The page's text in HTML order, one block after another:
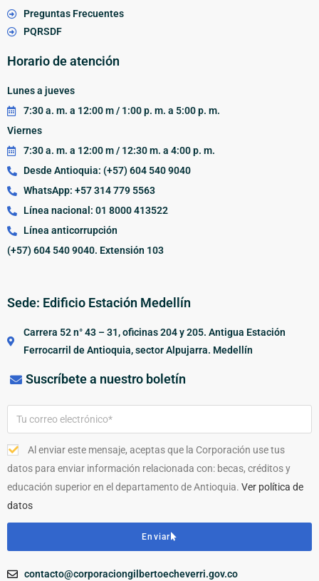
Preguntas Frecuentes
PQRSDF
Horario de atención
Lunes a jueves
7:30 a. m. a 12:00 m / 1:00 p. m. a 5:00 p. m.
Viernes
7:30 a. m. a 12:00 m / 12:30 m. a 4:00 p. m.
Desde Antioquia: (+57) 604 540 9040
WhatsApp: +57 314 779 5563
Línea nacional: 01 8000 413522
Línea anticorrupción
(+57) 604 540 9040. Extensión 103
Sede: Edificio Estación Medellín
Carrera 52 n° 43 – 31, oficinas 204 y 205. Antigua Estación
Ferrocarril de Antioquia, sector Alpujarra. Medellín
Suscríbete a nuestro boletín
Al enviar este mensaje, aceptas que la Corporación use tus
datos para enviar información relacionada con: becas, créditos y
educación superior en el departamento de Antioquia. Ver política de
datos
Enviar
contacto@corporaciongilbertoecheverri.gov.co